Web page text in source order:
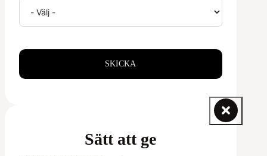
SKICKA
Sätt att ge